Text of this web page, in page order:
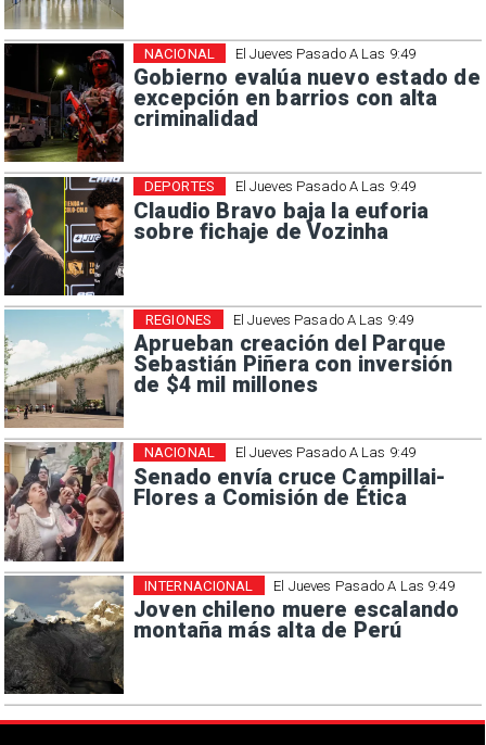
El Jueves Pasado A Las 9:49
Gobierno evalúa nuevo estado de
excepción en barrios con alta
criminalidad
NACIONAL
El Jueves Pasado A Las 9:49
Claudio Bravo baja la euforia
sobre fichaje de Vozinha
DEPORTES
El Jueves Pasado A Las 9:49
Aprueban creación del Parque
Sebastián Piñera con inversión
de $4 mil millones
REGIONES
El Jueves Pasado A Las 9:49
Senado envía cruce Campillai-
Flores a Comisión de Ética
NACIONAL
El Jueves Pasado A Las 9:49
Joven chileno muere escalando
montaña más alta de Perú
INTERNACIONAL